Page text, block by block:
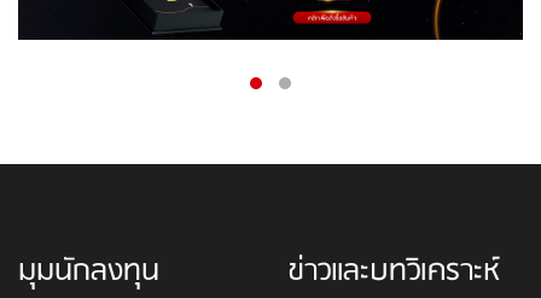
มุมนักลงทุน ข่าวและบทวิเคราะห์